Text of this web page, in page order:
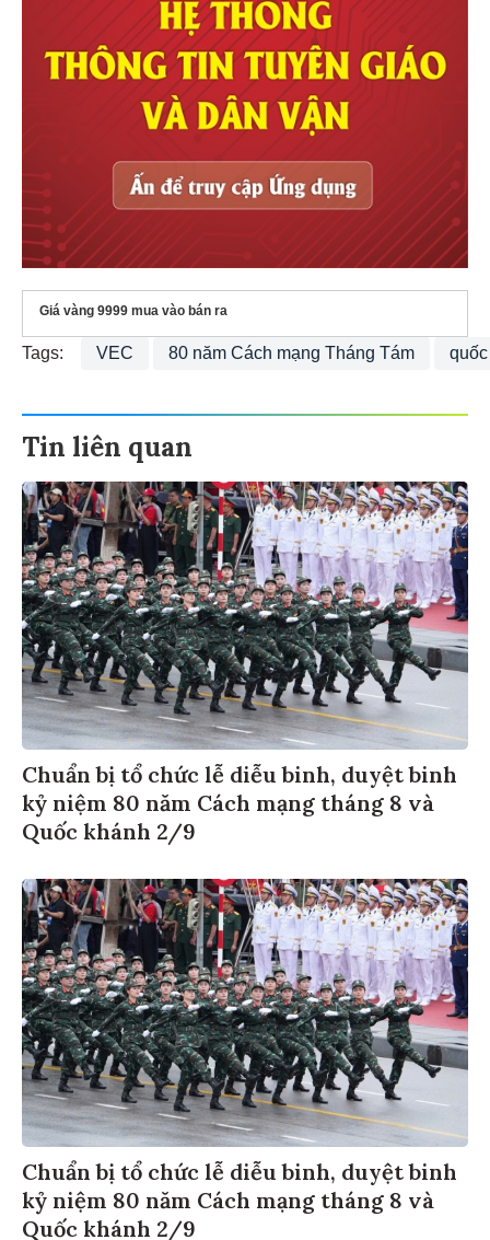
Giá vàng 9999 mua vào bán ra
Tags: VEC 80 năm Cách mạng Tháng Tám
Tin liên quan
Chuẩn bị tổ chức lễ diễu binh, duyệt binh
kỷ niệm 80 năm Cách mạng tháng 8 và
Quốc khánh 2/9
Chuẩn bị tổ chức lễ diễu binh, duyệt binh
kỷ niệm 80 năm Cách mạng tháng 8 và
Quốc khánh 2/9